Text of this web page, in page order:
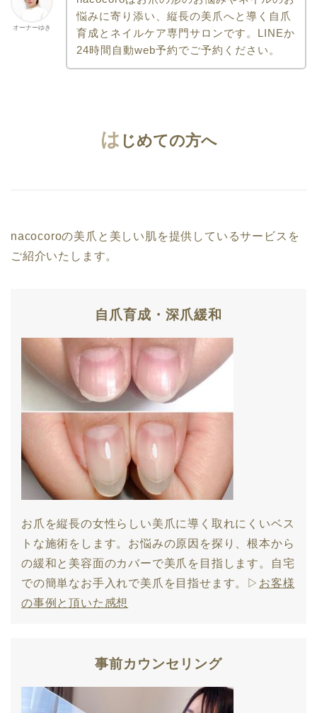
オーナーゆき
悩みに寄り添い、縦長の美爪へと導く自爪
育成とネイルケア専門サロンです。LINEか
24時間自動web予約でご予約ください。
は じめての方へ
nacocoroの美爪と美しい肌を提供しているサービスを
ご紹介いたします。
自爪育成・深爪緩和
お爪を縦長の女性らしい美爪に導く取れにくいベス
トな施術をします。お悩みの原因を探り、根本から
の緩和と美容面のカバーで美爪を目指します。自宅
での簡単なお手入れで美爪を目指せます。▷ お客様
の事例と頂いた感想
事前カウンセリング